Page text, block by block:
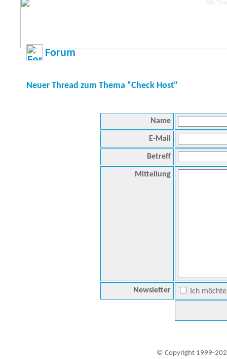
Forum
Neuer Thread zum Thema "Check Host"
Name
E-Mail
Betreff
Mitteilung
Newsletter Ich
© Copyright 1999-